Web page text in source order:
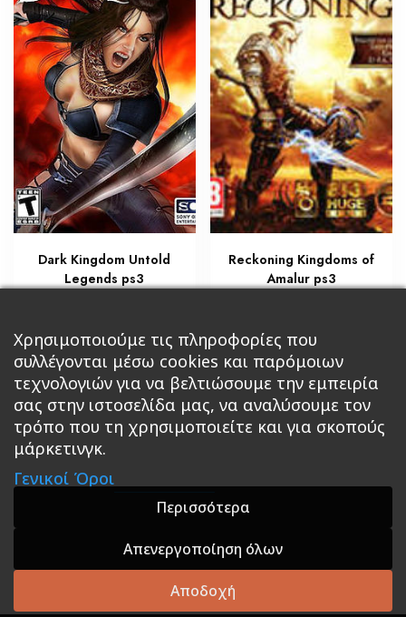
Dark Kingdom Untold
Legends ps3
Προσθήκη στο καλάθι
Reckoning Kingdoms of
Amalur ps3
Προσθήκη στο καλάθι
Κεντρική Βιβλία
Roleplaying Games Ψυχαγωγία Εκδόσεις Βάρδος
Σε Προσφορά
A theme by GradientThemes - A theme by Gradient
Themes
Χρησιμοποιούμε τις πληροφορίες που
συλλέγονται μέσω cookies και παρόμοιων
τεχνολογιών για να βελτιώσουμε την εμπειρία
σας στην ιστοσελίδα μας, να αναλύσουμε τον
τρόπο που τη χρησιμοποιείτε και για σκοπούς
μάρκετινγκ.
Γενικοί Όροι
Περισσότερα
Απενεργοποίηση όλων
Αποδοχή